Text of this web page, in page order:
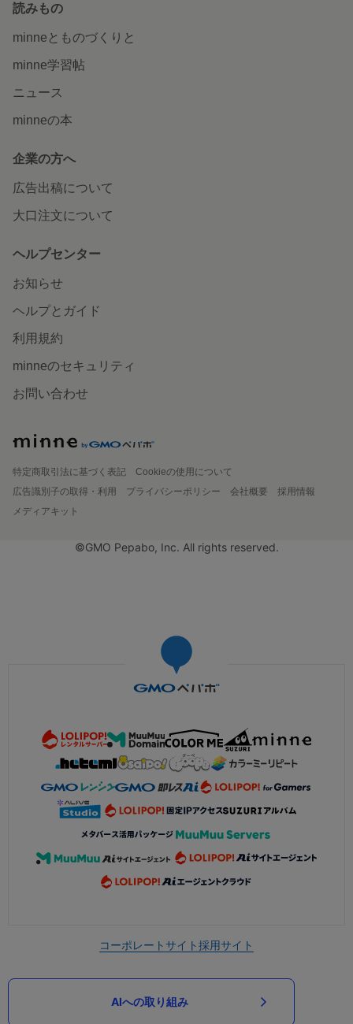
読みもの
minneとものづくりと
minne学習帖
ニュース
minneの本
企業の方へ
広告出稿について
大口注文について
ヘルプセンター
お知らせ
ヘルプとガイド
利用規約
minneのセキュリティ
お問い合わせ
特定商取引法に基づく表記
Cookieの使用について
広告識別子の取得・利用
プライバシーポリシー 会社概要
採用情報
メディアキット
©GMO Pepabo, Inc. All rights reserved.
コーポレートサイト採用サイト
AIへの取り組み